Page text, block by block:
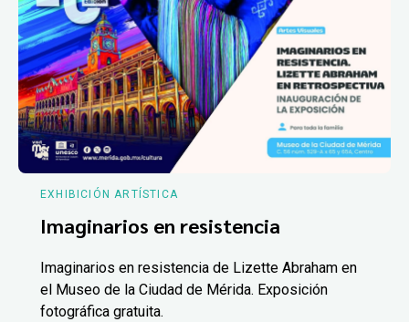
EXHIBICIÓN ARTÍSTICA
Imaginarios en resistencia
Imaginarios en resistencia de Lizette Abraham en
el Museo de la Ciudad de Mérida. Exposición
fotográfica gratuita.